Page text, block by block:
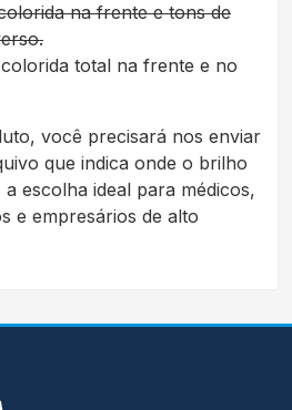
na frente e tons de
total na frente e no
você precisará nos enviar
que indica onde o brilho
escolha ideal para médicos,
e empresários de alto